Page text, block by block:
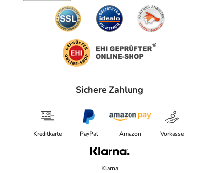
Sichere Zahlung
Kreditkarte PayPal Amazon Vorkasse
Klarna